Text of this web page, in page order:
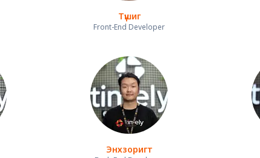
Түшиг
Front-End Developer
Энхзоригт